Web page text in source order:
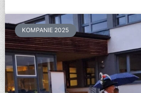
KOMPANIE 2025